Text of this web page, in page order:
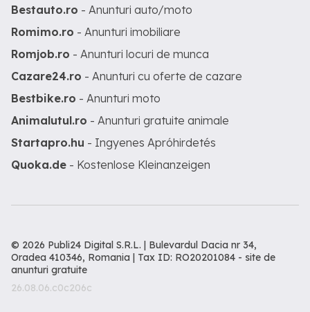
Bestauto.ro - Anunturi auto/moto
Romimo.ro - Anunturi imobiliare
Romjob.ro - Anunturi locuri de munca
Cazare24.ro - Anunturi cu oferte de cazare
Bestbike.ro - Anunturi moto
Animalutul.ro - Anunturi gratuite animale
Startapro.hu - Ingyenes Apróhirdetés
Quoka.de - Kostenlose Kleinanzeigen
© 2026 Publi24 Digital S.R.L. | Bulevardul Dacia nr 34,
Oradea 410346, Romania | Tax ID: RO20201084 - site de
anunturi gratuite
26.08.06.c0c206c